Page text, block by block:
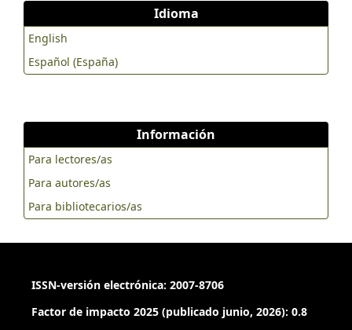
Idioma
English
Español (España)
Información
Para lectores/as
Para autores/as
Para bibliotecarios/as
ISSN-versión electrónica: 2007-8706
Factor de impacto 2025 (publicado junio, 2026): 0.8